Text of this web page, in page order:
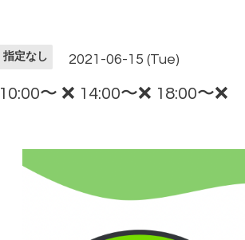
指定なし 2021-06-15 (Tue)
10:00〜 ❌ 14:00〜❌ 18:00〜❌